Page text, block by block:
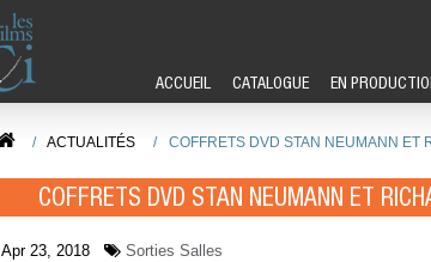
ACCUEIL CATALOGUE EN
/ ACTUALITÉS / COFFRETS DVD STAN NEUMANN ET
COFFRETS DVD STAN NEUMANN ET
Apr 23, 2018 Sorties Salles